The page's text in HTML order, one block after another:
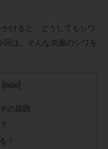
けると、どうしてもシワ
は、そんな衣服のシワを
hide
の原因
！